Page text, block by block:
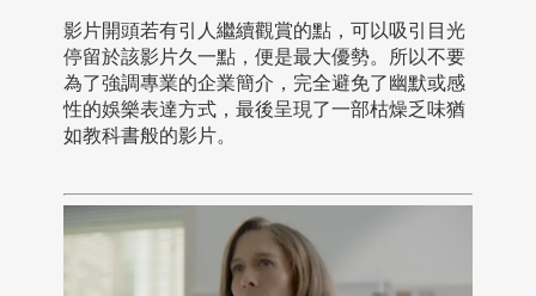
影片開頭若有引人繼續觀賞的點，可以吸引目光
停留於該影片久一點，便是最大優勢。所以不要
為了強調專業的企業簡介，完全避免了幽默或感
性的娛樂表達方式，最後呈現了一部枯燥乏味猶
如教科書般的影片。